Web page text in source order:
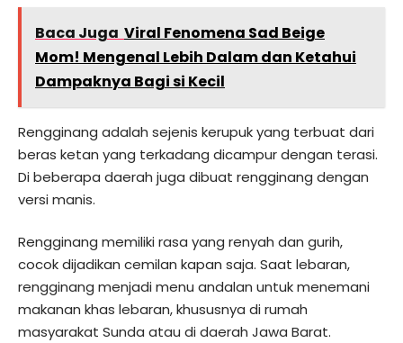
Baca Juga Viral Fenomena Sad Beige
Mom! Mengenal Lebih Dalam dan Ketahui
Dampaknya Bagi si Kecil
Rengginang adalah sejenis kerupuk yang terbuat dari
beras ketan yang terkadang dicampur dengan terasi.
Di beberapa daerah juga dibuat rengginang dengan
versi manis.
Rengginang memiliki rasa yang renyah dan gurih,
cocok dijadikan cemilan kapan saja. Saat lebaran,
rengginang menjadi menu andalan untuk menemani
makanan khas lebaran, khususnya di rumah
masyarakat Sunda atau di daerah Jawa Barat.